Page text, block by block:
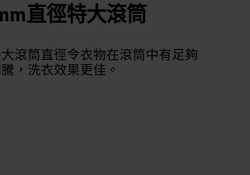
直徑特大滾筒
滾筒直徑令衣物在滾筒中有足夠
，洗衣效果更佳。